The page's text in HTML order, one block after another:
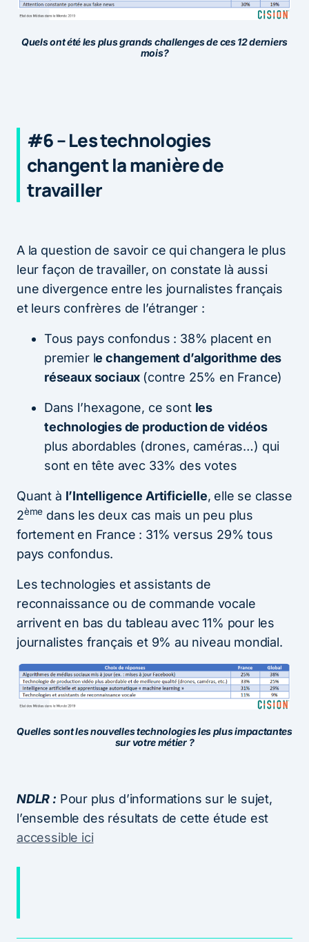
Quels ont été les plus grands challenges de ces 12 derniers
mois?
#6 – Les technologies
changent la manière de
travailler
A la question de savoir ce qui changera le plus
leur façon de travailler, on constate là aussi
une divergence entre les journalistes français
et leurs confrères de l’étranger :
Tous pays confondus : 38% placent en
premier le changement d’algorithme des
réseaux sociaux (contre 25% en France)
Dans l’hexagone, ce sont les
technologies de production de vidéos
plus abordables (drones, caméras…) qui
sont en tête avec 33% des votes
Quant à l’Intelligence Artificielle, elle se classe
2ème dans les deux cas mais un peu plus
fortement en France : 31% versus 29% tous
pays confondus.
Les technologies et assistants de
reconnaissance ou de commande vocale
arrivent en bas du tableau avec 11% pour les
journalistes français et 9% au niveau mondial.
Quelles sont les nouvelles technologies les plus impactantes
sur votre métier ?
NDLR : Pour plus d’informations sur le sujet,
l’ensemble des résultats de cette étude est
accessible ici